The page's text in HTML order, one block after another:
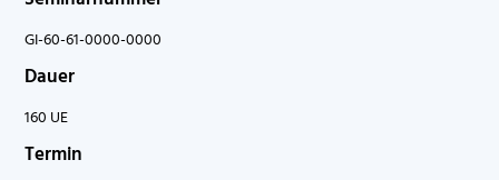
GI-60-61-0000-0000
Dauer
160 UE
Termin